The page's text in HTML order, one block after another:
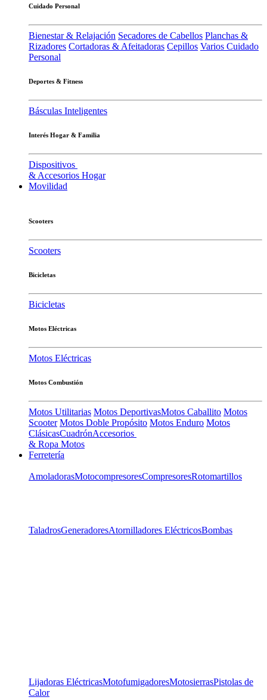
Cuidado Personal
Bienestar & Relajación Secadores de Cabellos Planchas &
Rizadores Cortadoras & Afeitadoras Cepillos Varios Cuidado
Personal
Deportes & Fitness
Básculas Inteligentes
Interés Hogar & Familia
Dispositivos
& Accesorios Hogar
Movilidad
Scooters
Scooters
Bicicletas
Bicicletas
Motos Eléctricas
Motos Eléctricas
Motos Combustión
Motos Utilitarias Motos DeportivasMotos Caballito Motos
Scooter Motos Doble Propósito Motos Enduro Motos
ClásicasCuadrónAccesorios
& Ropa Motos
Ferretería
AmoladorasMotocompresoresCompresoresRotomartillos
TaladrosGeneradoresAtornilladores EléctricosBombas
Lijadoras EléctricasMotofumigadoresMotosierrasPistolas de
Calor